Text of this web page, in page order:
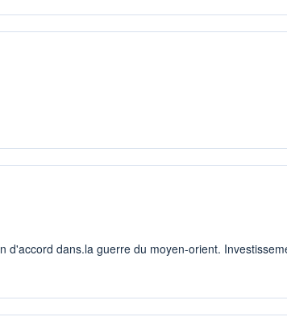
d'accord dans.la guerre du moyen-orient.